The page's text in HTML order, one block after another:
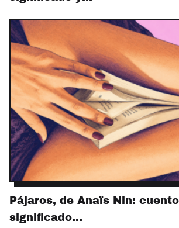
Pájaros, de Anaïs Nin:
significado…